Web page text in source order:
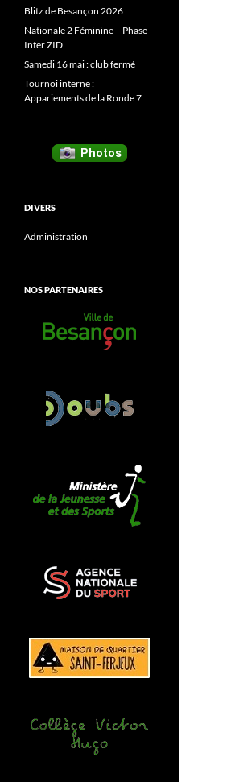
Blitz de Besançon 2026
Nationale 2 Féminine – Phase
Inter ZID
Samedi 16 mai : club fermé
Tournoi interne :
Appariements de la Ronde 7
DIVERS
Administration
NOS PARTENAIRES